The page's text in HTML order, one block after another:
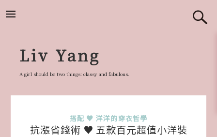
Liv Yang
A girl should be two things: classy and fabulous.
搭配 ♥ 洋洋的穿衣哲學
抗漲省錢術 ♥ 五款百元超值小洋裝